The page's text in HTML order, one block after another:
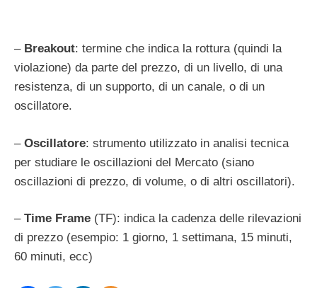
– Breakout: termine che indica la rottura (quindi la
violazione) da parte del prezzo, di un livello, di una
resistenza, di un supporto, di un canale, o di un
oscillatore.
– Oscillatore: strumento utilizzato in analisi tecnica
per studiare le oscillazioni del Mercato (siano
oscillazioni di prezzo, di volume, o di altri oscillatori).
– Time Frame (TF): indica la cadenza delle rilevazioni
di prezzo (esempio: 1 giorno, 1 settimana, 15 minuti,
60 minuti, ecc)